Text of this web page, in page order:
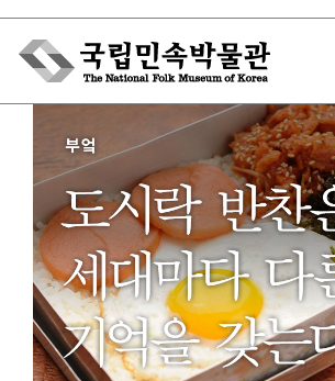
Skip
content
박물관에서는
민속이야기
민속 인사이드